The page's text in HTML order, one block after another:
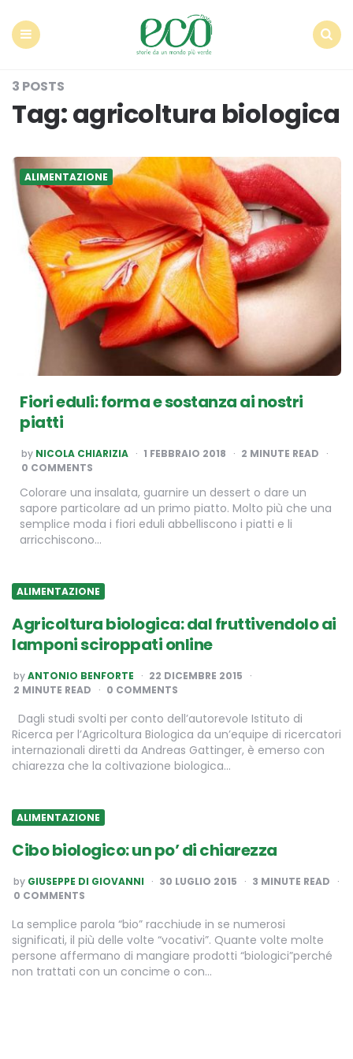
3 POSTS
Tag:agricoltura biologica
ALIMENTAZIONE
Fiori eduli: forma e sostanza ai nostri
piatti
POSTED
BY
by NICOLA CHIARIZIA 1 FEBBRAIO 2018 2 MINUTE READ
0 COMMENTS
Colorare una insalata, guarnire un dessert o dare un
sapore particolare ad un primo piatto. Molto più che una
semplice moda i fiori eduli abbelliscono i piatti e li
arricchiscono…
ALIMENTAZIONE
Agricoltura biologica: dal fruttivendolo ai
lamponi sciroppati online
POSTED
BY
byANTONIO BENFORTE
22 DICEMBRE 2015
2 MINUTE READ 0 COMMENTS
Dagli studi svolti per conto dell’autorevole Istituto di
Ricerca per l’Agricoltura Biologica da un’equipe di ricercatori
internazionali diretti da Andreas Gattinger, è emerso con
chiarezza che la coltivazione biologica…
ALIMENTAZIONE
Cibo biologico: un po’ di chiarezza
POSTED
BY
by GIUSEPPE DI GIOVANNI 30 LUGLIO 2015 3 MINUTE READ
0 COMMENTS
La semplice parola “bio” racchiude in se numerosi
significati, il più delle volte “vocativi”. Quante volte molte
persone affermano di mangiare prodotti “biologici”perché
non trattati con un concime o con…